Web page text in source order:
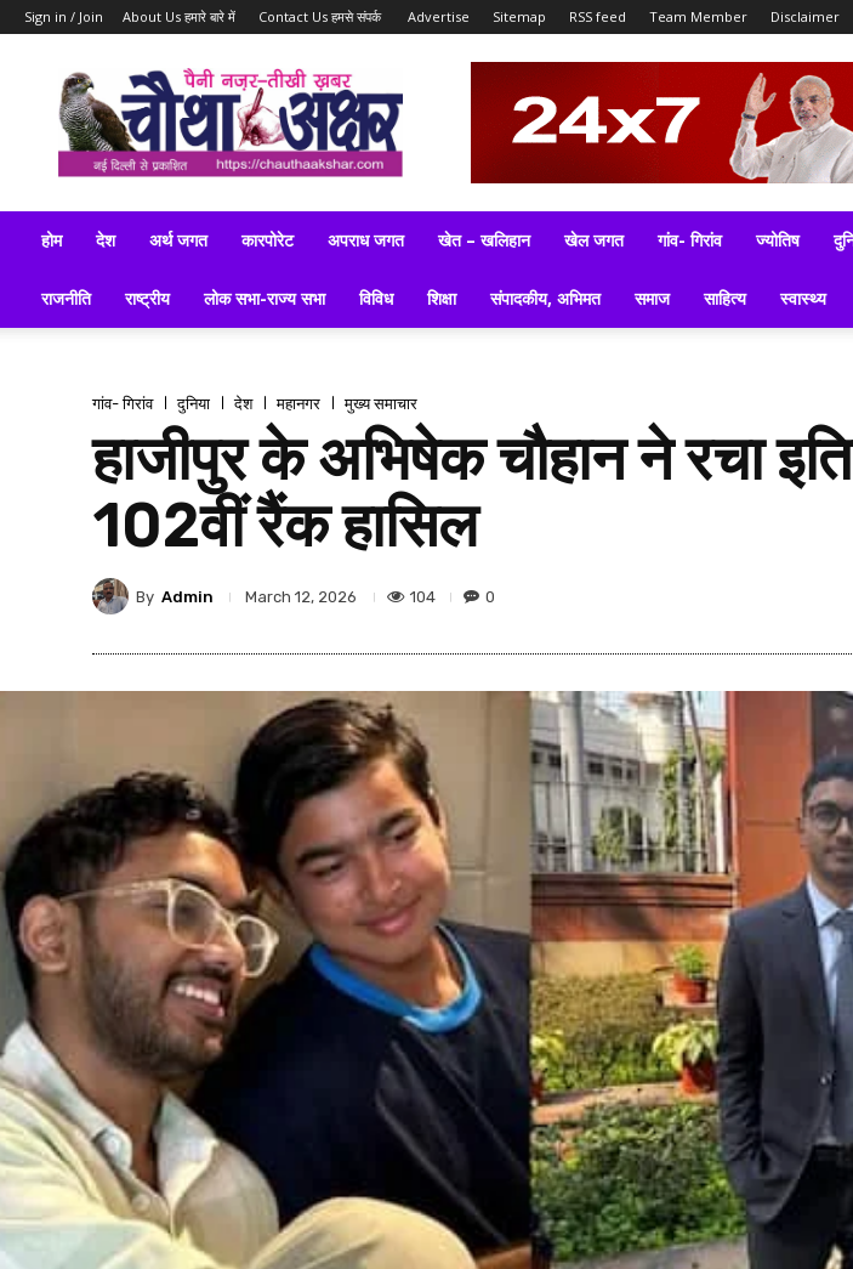
Sign in / Join About Us हमारे बारे में Contact Us हमसे संपर्क Advertise Sitemap RSS feed Team Member Disclaimer
ब्रेकिंग
न्यूज़,
लेटेस्ट
न्यूज,
टॉप
न्यूज,
लेटेस्ट
हिन्दी
होम देश अर्थ जगत कारपोरेट अपराध जगत खेत – खलिहान खेल जगत गांव- गिरांव ज्योतिष
राजनीति राष्ट्रीय लोक सभा-राज्य सभा विविध शिक्षा संपादकीय, अभिमत समाज साहित्य स्वास्थ्य
गांव- गिरांव दुनिया देश महानगर मुख्य समाचार
हाजीपुर के अभिषेक चौहान ने रचा
102वीं रैंक हासिल
By Admin March 12, 2026 104 0